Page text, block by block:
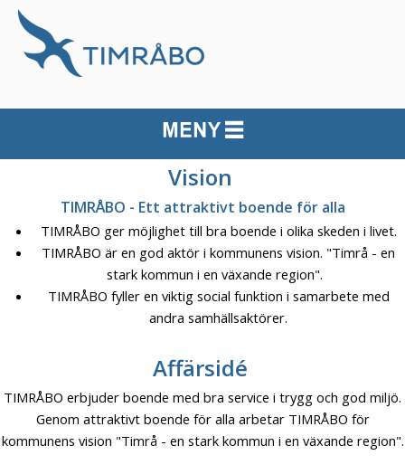
Vision
TIMRÅBO - Ett attraktivt boende för alla
TIMRÅBO ger möjlighet till bra boende i olika skeden i livet.
TIMRÅBO är en god aktör i kommunens vision. "Timrå - en
stark kommun i en växande region".
TIMRÅBO fyller en viktig social funktion i samarbete med
andra samhällsaktörer.
Affärsidé
TIMRÅBO erbjuder boende med bra service i trygg och god miljö.
Genom attraktivt boende för alla arbetar TIMRÅBO för
kommunens vision "Timrå - en stark kommun i en växande region".